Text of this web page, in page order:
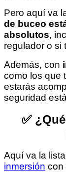
Pero aquí va
de buceo
absolutos,
regulador o si
Además, con
como los que
estarás
seguridad
✅
Aquí va la
inmersión con